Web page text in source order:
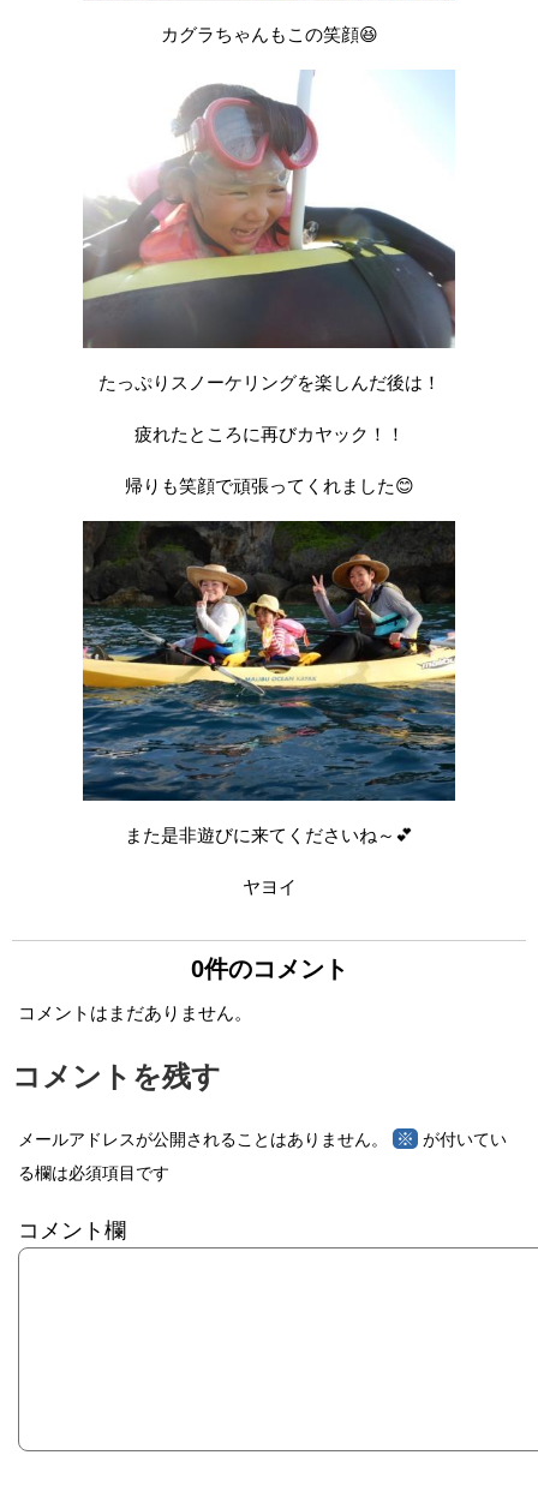
カグラちゃんもこの笑顔😆
たっぷりスノーケリングを楽しんだ後は！
疲れたところに再びカヤック！！
帰りも笑顔で頑張ってくれました😊
また是非遊びに来てくださいね～💕
ヤヨイ
0件のコメント
コメントはまだありません。
コメントを残す
メールアドレスが公開されることはありません。 ※ が付いてい
る欄は必須項目です
コメント欄